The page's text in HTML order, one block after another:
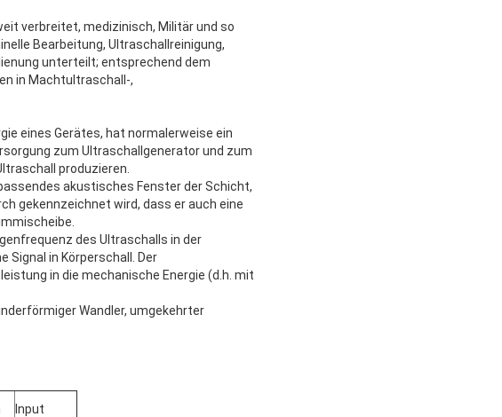
verbreitet, medizinisch, Militär und so
Bearbeitung, Ultraschallreinigung,
unterteilt; entsprechend dem
in Machtultraschall-,
eines Gerätes, hat normalerweise ein
zum Ultraschallgenerator und zum
produzieren.
akustisches Fenster der Schicht,
gekennzeichnet wird, dass er auch eine
des Ultraschalls in der
in Körperschall. Der
in die mechanische Energie (d.h. mit
Wandler, umgekehrter
Input